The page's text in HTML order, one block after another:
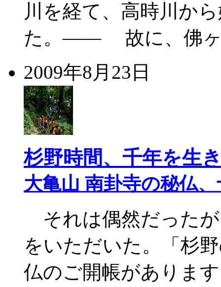
川を経て、高時川か
た。—— 故に、佛
2009年8月23日
杉野時間、千年を生
大亀山 南卦寺の秘仏
それは偶然だった
をいただいた。「杉
仏のご開帳がありま